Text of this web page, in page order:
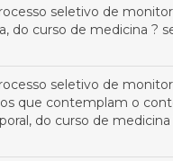
seletivo de
do curso de medicina ?
seletivo de
que contemplam o
do curso de